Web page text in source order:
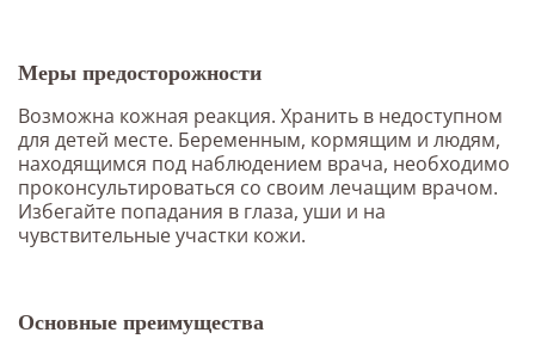
Меры предосторожности
Возможна кожная реакция. Хранить в недоступном
для детей месте. Беременным, кормящим и людям,
находящимся под наблюдением врача, необходимо
проконсультироваться со своим лечащим врачом.
Избегайте попадания в глаза, уши и на
чувствительные участки кожи.
Основные преимущества